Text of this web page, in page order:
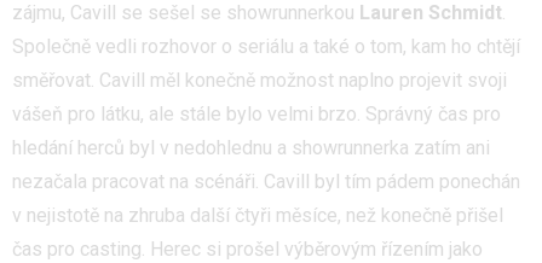
zájmu, Cavill se sešel se showrunnerkou Lauren Schmidt.
Společně vedli rozhovor o seriálu a také o tom, kam ho chtějí
směřovat. Cavill měl konečně možnost naplno projevit svoji
vášeň pro látku, ale stále bylo velmi brzo. Správný čas pro
hledání herců byl v nedohlednu a showrunnerka zatím ani
nezačala pracovat na scénáři. Cavill byl tím pádem ponechán
v nejistotě na zhruba další čtyři měsíce, než konečně přišel
čas pro casting. Herec si prošel výběrovým řízením jako